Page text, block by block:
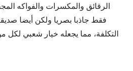
الرقائق والمكسرات والفواكه
فقط جاذبا بصريا ولكن أيضا
التكلفة، مما يجعله خيار شعبي